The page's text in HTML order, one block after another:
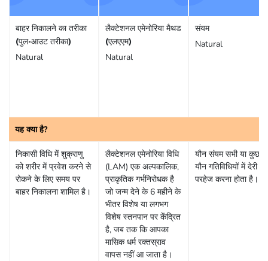
बाहर निकालने का तरीका
(पुल-आउट तरीका)
Natural
यह क्या है?
निकासी विधि में शुक्राणु
को शरीर में प्रवेश करने से
रोकने के लिए समय पर
बाहर निकालना शामिल है।
लैक्टेशनल एमेनोरिया मैथड
(एलएएम)
Natural
लैक्टेशनल एमेनोरिया विधि
(LAM) एक अल्पकालिक,
प्राकृतिक गर्भनिरोधक है
जो जन्म देने के 6 महीने के
भीतर विशेष या लगभग
विशेष स्तनपान पर केंद्रित
है, जब तक कि आपका
मासिक धर्म रक्तस्राव
वापस नहीं आ जाता है।
संयम
Natural
यौन संयम सभी या कुछ
यौन गतिविधियों में देरी या
परहेज करना होता है।